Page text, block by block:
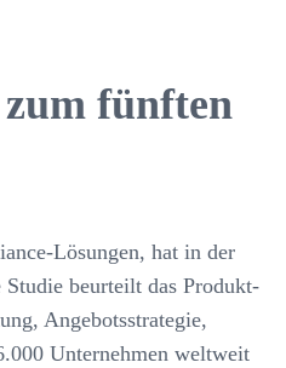
fünften
Lösungen, hat in der
beurteilt das Produkt-
Angebotsstrategie,
Unternehmen weltweit